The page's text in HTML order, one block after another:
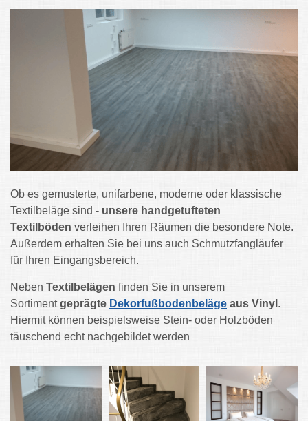
Ob es gemusterte, unifarbene, moderne oder klassische
Textilbeläge sind - unsere handgetufteten
Textilböden verleihen Ihren Räumen die besondere Note.
Außerdem erhalten Sie bei uns auch Schmutzfangläufer
für Ihren Eingangsbereich.
Neben Textilbelägen finden Sie in unserem
Sortimentgeprägte Dekorfußbodenbeläge aus Vinyl .
Hiermit können beispielsweise Stein- oder Holzböden
täuschend echt nachgebildet werden